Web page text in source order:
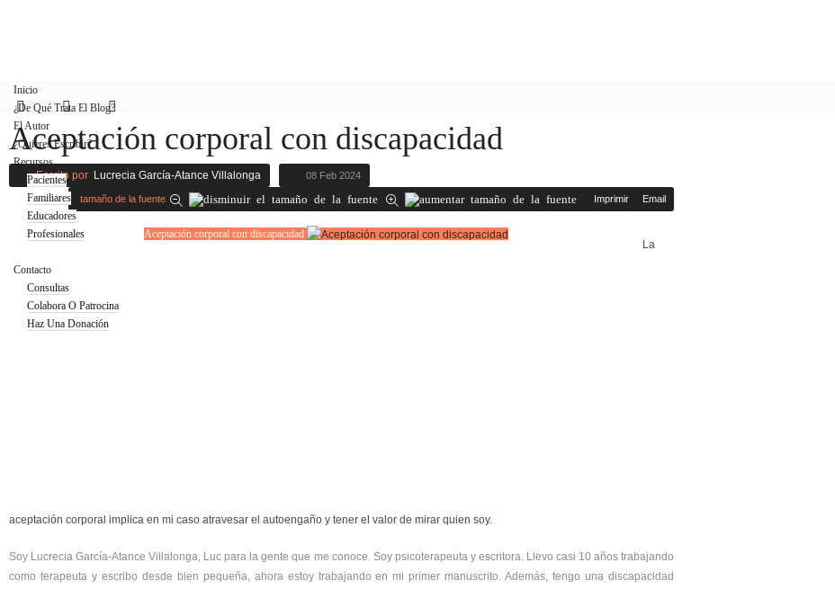
Inicio
¿De Qué Trata El Blog?
El Autor
¿Quieres Escribir?
Recursos
Pacientes
Familiares
Educadores
Profesionales
Contacto
Consultas
Colabora O Patrocina
Haz Una Donación
Aceptación corporal con discapacidad
Escrito por Lucrecia García-Atance Villalonga 08 Feb 2024
tamaño de la fuente Imprimir Email
Aceptación corporal con discapacidad
La
aceptación corporal implica en mi caso atravesar el autoengaño y tener el valor de mirar quien soy.
Soy Lucrecia García-Atance Villalonga, Luc para la gente que me conoce. Soy psicoterapeuta y escritora. Llevo casi 10 años trabajando
como terapeuta y escribo desde bien pequeña, ahora estoy trabajando en mi primer manuscrito. Además, tengo una discapacidad